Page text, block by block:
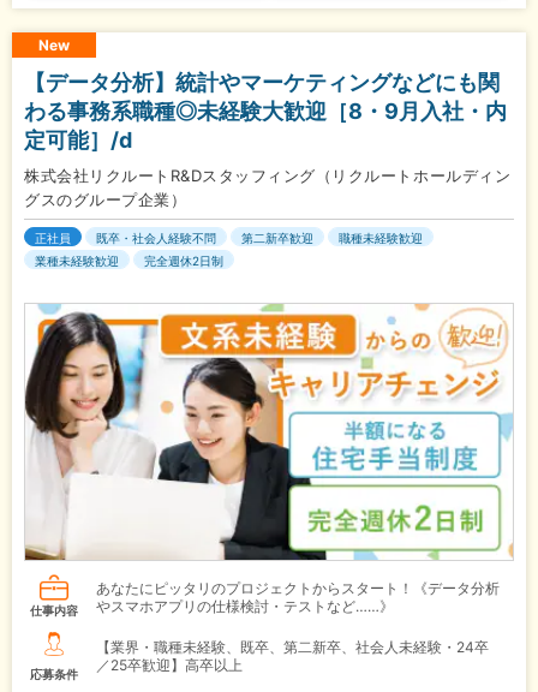
New
【データ分析】統計やマーケティングなどにも関
わる事務系職種◎未経験大歓迎［8・9月入社・内
定可能］/d
株式会社リクルートR&Dスタッフィング（リクルートホールディン
グスのグループ企業）
正社員 既卒・社会人経験不問 第二新卒歓迎
職種未経験歓迎
業種未経験歓迎
完全週休2日制
仕事内容
あなたにピッタリのプロジェクトからスタート！《データ分析
やスマホアプリの仕様検討・テストなど……》
応募条件
【業界・職種未経験、既卒、第二新卒、社会人未経験・24卒
／25卒歓迎】高卒以上